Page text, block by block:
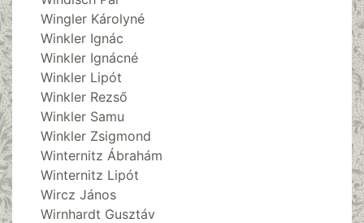
Wingler Károlyné
Winkler Ignác
Winkler Ignácné
Winkler Lipót
Winkler Rezső
Winkler Samu
Winkler Zsigmond
Winternitz Ábrahám
Winternitz Lipót
Wircz János
Wirnhardt Gusztáv